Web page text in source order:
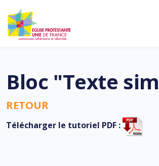
Bloc "Texte
RETOUR
Télécharger le tutoriel PDF :